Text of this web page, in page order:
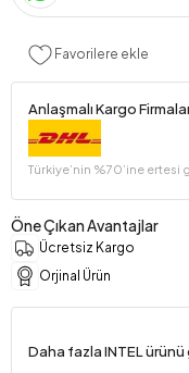
Favorilere ekle
Anlaşmalı Kargo
Türkiye’nin %70’ine ertesi
Öne Çıkan Avantajlar
Ücretsiz Kargo
Orjinal Ürün
Daha fazla INTEL ürünü